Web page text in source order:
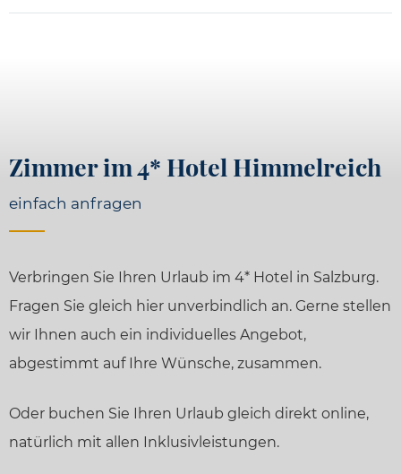
Zimmer im 4* Hotel Himmelreich
einfach anfragen
Verbringen Sie Ihren Urlaub im 4* Hotel in Salzburg.
Fragen Sie gleich hier unverbindlich an. Gerne stellen
wir Ihnen auch ein individuelles Angebot,
abgestimmt auf Ihre Wünsche, zusammen.
Oder buchen Sie Ihren Urlaub gleich direkt online,
natürlich mit allen Inklusivleistungen.